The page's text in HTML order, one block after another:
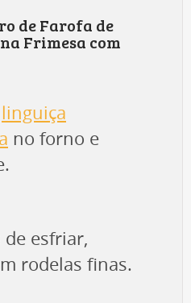
de Farofa de
Frimesa com
linguiça
no forno e
de esfriar,
rodelas finas.